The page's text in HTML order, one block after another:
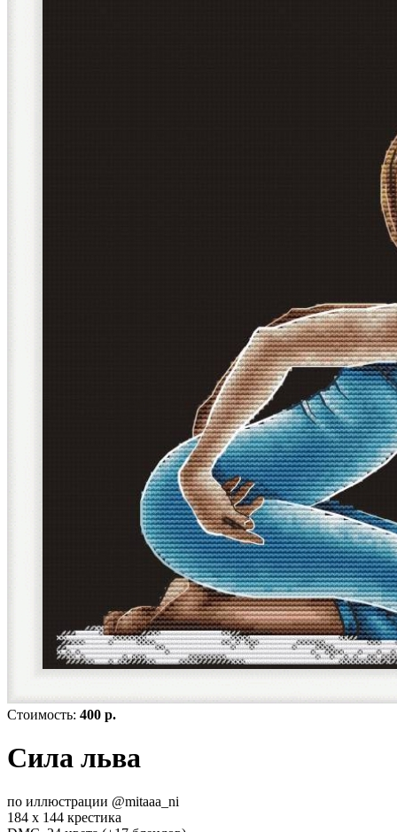
Стоимость: 400 р.
Сила льва
по иллюстрации @mitaaa_ni
184 х 144 крестика